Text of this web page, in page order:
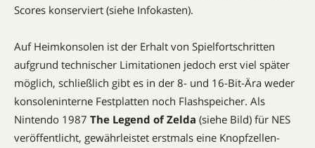
Scores konserviert (siehe Infokasten).
Auf Heimkonsolen ist der Erhalt von Spielfortschritten
aufgrund technischer Limitationen jedoch erst viel später
möglich, schließlich gibt es in der 8- und 16-Bit-Ära weder
konsoleninterne Festplatten noch Flashspeicher. Als
Nintendo 1987 The Legend of Zelda (siehe Bild) für NES
veröffentlicht, gewährleistet erstmals eine Knopfzellen-